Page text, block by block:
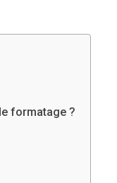
formatage ?